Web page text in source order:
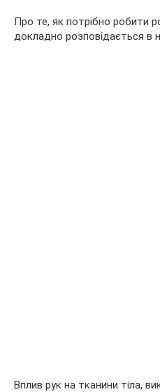
Про те, як потрібно робити
докладно розповідається в
Вплив рук на тканини тіла,